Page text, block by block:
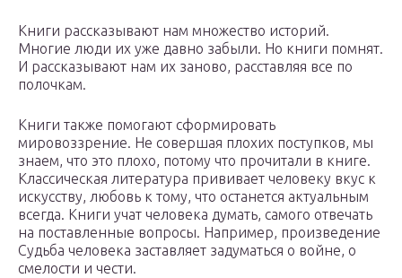
Книги рассказывают нам множество историй.
Многие люди их уже давно забыли. Но книги помнят.
И рассказывают нам их заново, расставляя все по
полочкам.
Книги также помогают сформировать
мировоззрение. Не совершая плохих поступков, мы
знаем, что это плохо, потому что прочитали в книге.
Классическая литература прививает человеку вкус к
искусству, любовь к тому, что останется актуальным
всегда. Книги учат человека думать, самого отвечать
на поставленные вопросы. Например, произведение
Судьба человека заставляет задуматься о войне, о
смелости и чести.